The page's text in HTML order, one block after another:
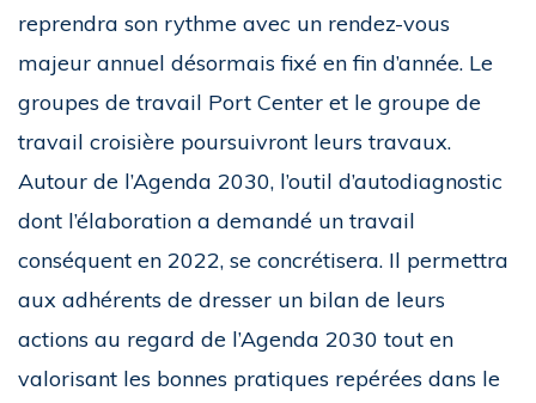
reprendra son rythme avec un rendez-vous
majeur annuel désormais fixé en fin d’année. Le
groupes de travail Port Center et le groupe de
travail croisière poursuivront leurs travaux.
Autour de l’Agenda 2030, l’outil d’autodiagnostic
dont l’élaboration a demandé un travail
conséquent en 2022, se concrétisera. Il permettra
aux adhérents de dresser un bilan de leurs
actions au regard de l’Agenda 2030 tout en
valorisant les bonnes pratiques repérées dans le